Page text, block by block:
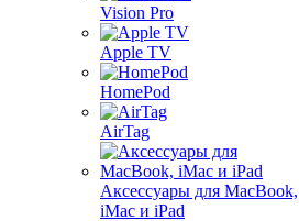
Vision Pro
Apple TV
HomePod
AirTag
Аксессуары для MacBook,
iMac и iPad